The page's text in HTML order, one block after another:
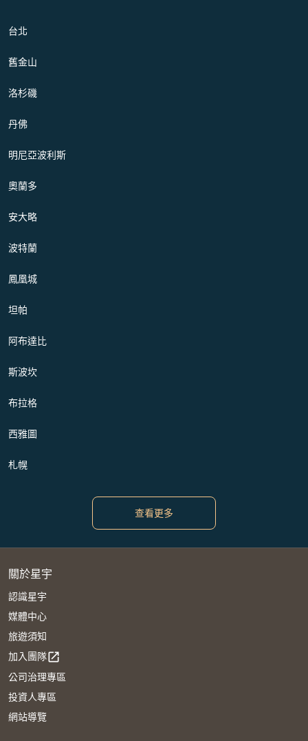
台北
舊金山
洛杉磯
丹佛
明尼亞波利斯
奧蘭多
安大略
波特蘭
鳳凰城
坦帕
阿布達比
斯波坎
布拉格
西雅圖
札幌
查看更多
關於星宇
認識星宇
媒體中心
旅遊須知
加入團隊open_in_new
公司治理專區
投資人專區
網站導覽